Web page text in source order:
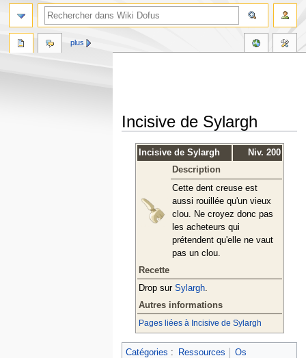
Incisive de Sylargh
Incisive de Sylargh
Niv. 200
Description
Cette dent creuse est
aussi rouillée qu'un vieux
clou. Ne croyez donc pas
les acheteurs qui
prétendent qu'elle ne vaut
pas un clou.
Recette
Drop sur Sylargh.
Autres informations
Pages liées à Incisive de Sylargh
Catégories : Ressources Os
plus